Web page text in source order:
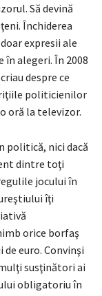
Să devină
Închiderea
expresii ale
în alegeri. În 2008
despre ce
politicienilor
oră la televizor.
politică, nici dacă
dintre toţi
jocului în
îţi
orice borfaş
euro. Convinşi
susţinători ai
obligatoriu în